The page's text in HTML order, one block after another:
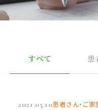
すべて 患
2021.05.10患者さん・ご